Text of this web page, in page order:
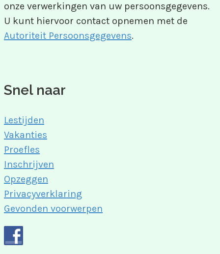
onze verwerkingen van uw persoonsgegevens.
U kunt hiervoor contact opnemen met de
Autoriteit Persoonsgegevens.
Snel naar
Lestijden
Vakanties
Proefles
Inschrijven
Opzeggen
Privacyverklaring
Gevonden voorwerpen